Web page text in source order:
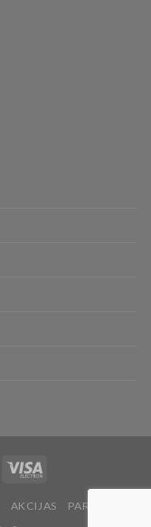
AKCIJAS PAR MUMS